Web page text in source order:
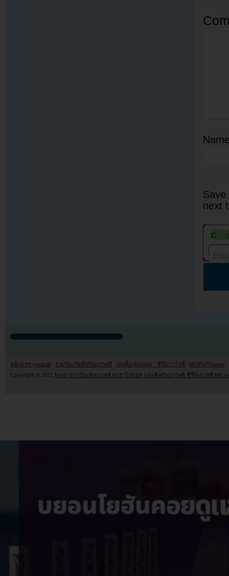
next
หน้าแรก youzab รวมวันเกิดศิลปินเกาหลี เรตติ้ง (Rating) : ซีรี่ย์/วาไรตี้
MV/PV/Teaser
Copyright © 2011 Kpop ข่าวบันเทิงเกาหลี ดาราไอดอล และศิลปินเกาหลี ซีรี่ย์เกาหลี MV